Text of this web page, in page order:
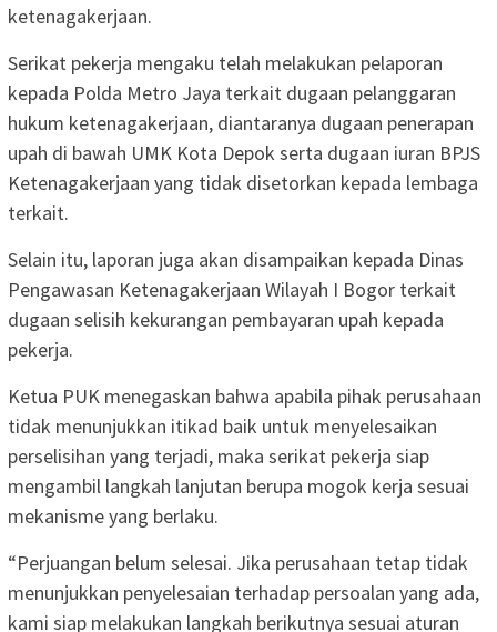
ketenagakerjaan.
Serikat pekerja mengaku telah melakukan pelaporan
kepada Polda Metro Jaya terkait dugaan pelanggaran
hukum ketenagakerjaan, diantaranya dugaan penerapan
upah di bawah UMK Kota Depok serta dugaan iuran BPJS
Ketenagakerjaan yang tidak disetorkan kepada lembaga
terkait.
Selain itu, laporan juga akan disampaikan kepada Dinas
Pengawasan Ketenagakerjaan Wilayah I Bogor terkait
dugaan selisih kekurangan pembayaran upah kepada
pekerja.
Ketua PUK menegaskan bahwa apabila pihak perusahaan
tidak menunjukkan itikad baik untuk menyelesaikan
perselisihan yang terjadi, maka serikat pekerja siap
mengambil langkah lanjutan berupa mogok kerja sesuai
mekanisme yang berlaku.
“Perjuangan belum selesai. Jika perusahaan tetap tidak
menunjukkan penyelesaian terhadap persoalan yang ada,
kami siap melakukan langkah berikutnya sesuai aturan